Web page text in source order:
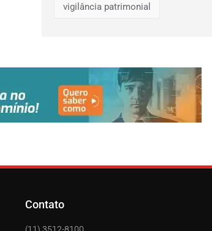
vigilância patrimonial
Contato
(11) 3512-8100